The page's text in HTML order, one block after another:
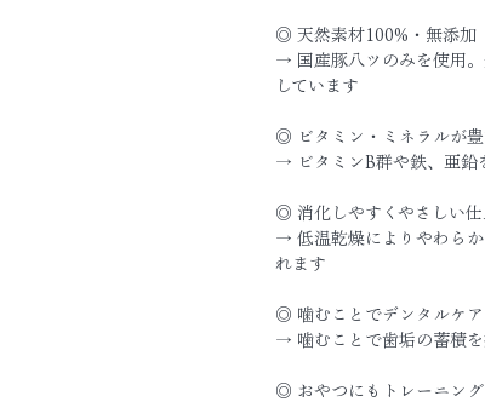
◎ 天然素材100%・無添加
→ 国産豚八ツのみを使用
しています
◎ ビタミン・ミネラルが豊
→ ビタミンB群や鉄、亜鉛
◎ 消化しやすくやさしい仕
→ 低温乾燥によりやわら
れます
◎ 噛むことでデンタルケア
→ 噛むことで歯垢の蓄積
◎ おやつにもトレーニン